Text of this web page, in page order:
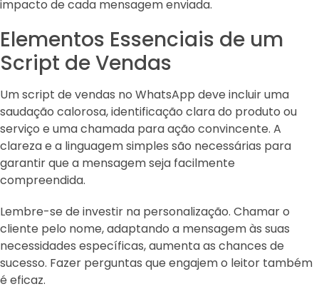
impacto de cada mensagem enviada.
Elementos Essenciais de um
Script de Vendas
Um script de vendas no WhatsApp deve incluir uma
saudação calorosa, identificação clara do produto ou
serviço e uma chamada para ação convincente. A
clareza e a linguagem simples são necessárias para
garantir que a mensagem seja facilmente
compreendida.
Lembre-se de investir na personalização. Chamar o
cliente pelo nome, adaptando a mensagem às suas
necessidades específicas, aumenta as chances de
sucesso. Fazer perguntas que engajem o leitor também
é eficaz.